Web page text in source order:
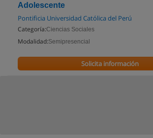
Adolescente
Pontificia Universidad Católica del Perú
Categoría:Ciencias Sociales
Modalidad:Semipresencial
Solicita información